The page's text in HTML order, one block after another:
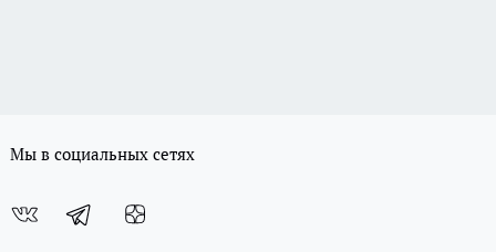
Мы в социальных сетях